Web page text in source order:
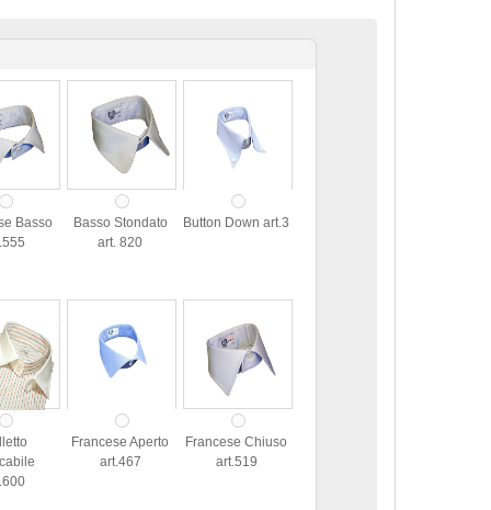
Basso
Basso Stondato
art. 820
Button Down art.3
Francese Aperto
art.467
Francese Chiuso
art.519